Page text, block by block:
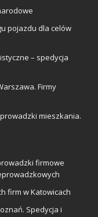
pojazdu dla celów
– spedycja
Firmy
mieszkania.
firmowe
firm w Katowicach
Spedycja i